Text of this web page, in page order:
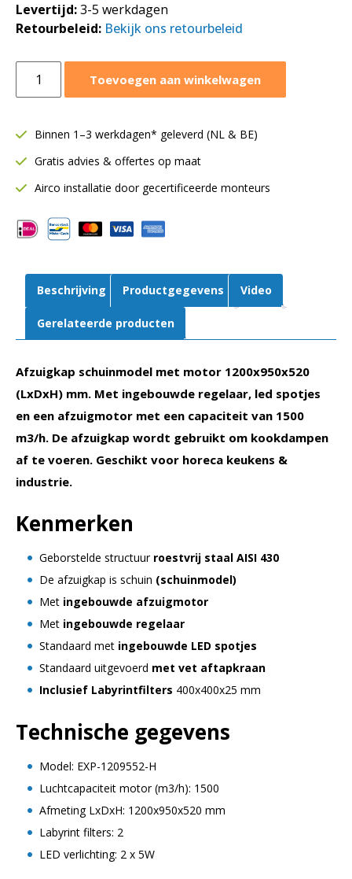
Levertijd:3-5 werkdagen
Retourbeleid: Bekijk ons retourbeleid
schuinmodel
motor
mm
|
LED
verlichting
Toevoegen aan winkelwagen
Binnen 1–3 werkdagen* geleverd (NL & BE)
Gratis advies & offertes op maat
Airco installatie door gecertificeerde monteurs
Beschrijving Productgegevens Video
Gerelateerde producten
Afzuigkap schuinmodel met motor 1200x950x520
(LxDxH) mm. Met ingebouwde regelaar, led spotjes
en een afzuigmotor met een capaciteit van 1500
m3/h. De afzuigkap wordt gebruikt om kookdampen
af te voeren. Geschikt voor horeca keukens &
industrie.
Kenmerken
Geborstelde structuur roestvrij staal AISI 430
De afzuigkap is schuin (schuinmodel)
Met ingebouwde afzuigmotor
Met ingebouwde regelaar
Standaard met ingebouwde LED spotjes
Standaard uitgevoerd met vet aftapkraan
Inclusief Labyrintfilters 400x400x25 mm
Technische gegevens
Model: EXP-1209552-H
Luchtcapaciteit motor (m3/h): 1500
Afmeting LxDxH: 1200x950x520 mm
Labyrint filters: 2
LED verlichting: 2 x 5W